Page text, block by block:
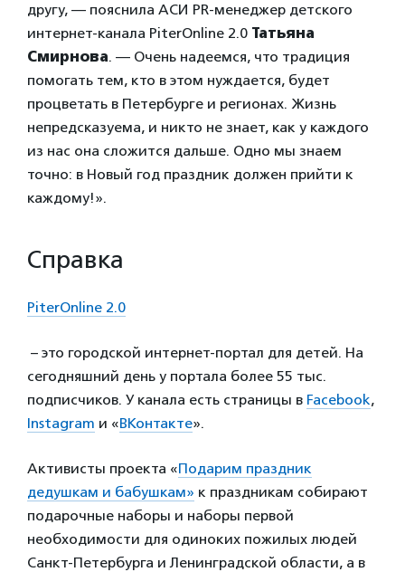
другу, — пояснила АСИ PR-менеджер детского
интернет-канала PiterOnline 2.0 Татьяна
Смирнова. — Очень надеемся, что традиция
помогать тем, кто в этом нуждается, будет
процветать в Петербурге и регионах. Жизнь
непредсказуема, и никто не знает, как у каждого
из нас она сложится дальше. Одно мы знаем
точно: в Новый год праздник должен прийти к
каждому!».
Справка
PiterOnline 2.0
– это городской интернет-портал для детей. На
сегодняшний день у портала более 55 тыс.
подписчиков. У канала есть страницы в Facebook,
Instagram и «ВКонтакте».
Активисты проекта «Подарим праздник
дедушкам и бабушкам» к праздникам собирают
подарочные наборы и наборы первой
необходимости для одиноких пожилых людей
Санкт-Петербурга и Ленинградской области, а в